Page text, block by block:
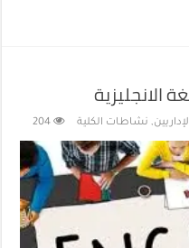
الانجليزية
, نشاطات الكلية 204